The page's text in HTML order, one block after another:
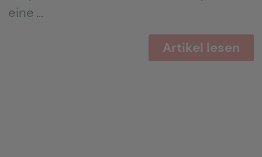
eine …
Artikel lesen